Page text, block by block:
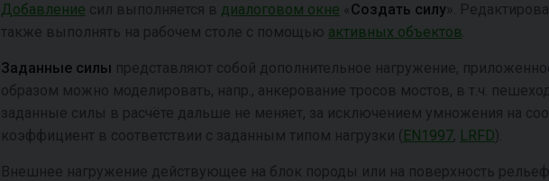
Добавление сил выполняется в диалоговом окне « Создать силу ».
также выполнять на рабочем столе с помощью активных объектов
Заданные силы представляют собой дополнительное нагружение,
образом можно моделировать, напр., анкерование тросов мостов, в т.ч.
заданные силы в расчёте дальше не меняет, за исключением умножения на
коэффициент в соответствии с заданным типом нагрузки ( EN1997, LRFD).
Внешнее нагружение действующее на блок породы или на поверхность